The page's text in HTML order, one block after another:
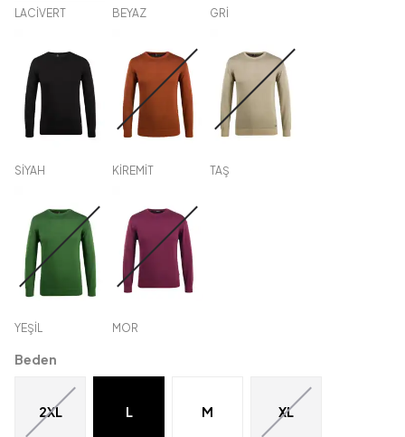
LACİVERT BEYAZ GRİ
SİYAH KİREMİT TAŞ
YEŞİL MOR
Beden
2XL L M XL